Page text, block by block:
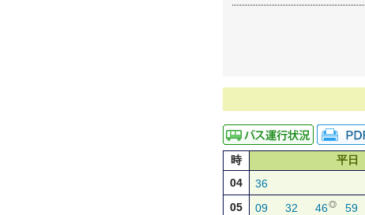
時 平日
04
36
05
09 32 46◎ 59